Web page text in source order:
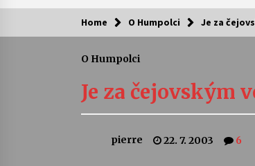
Kam za kulturou?
Camerata a Sukuba
4. 8. 2026
Pozvánka na
Quijotova šedesátka:
Home O Humpolci Je za
O Humpolci
Je za čejovským
pierre 22. 7. 2003 6